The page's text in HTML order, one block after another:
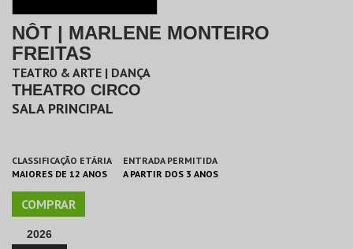
NÔT | MARLENE MONTEIRO
FREITAS
TEATRO & ARTE | DANÇA
THEATRO CIRCO
SALA PRINCIPAL
CLASSIFICAÇÃO ETÁRIA
MAIORES DE 12 ANOS
ENTRADA PERMITIDA
A PARTIR DOS 3 ANOS
COMPRAR
2026